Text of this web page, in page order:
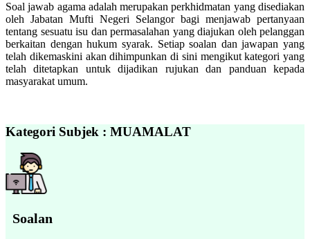
Soal jawab agama adalah merupakan perkhidmatan yang disediakan
oleh Jabatan Mufti Negeri Selangor bagi menjawab pertanyaan
tentang sesuatu isu dan permasalahan yang diajukan oleh pelanggan
berkaitan dengan hukum syarak. Setiap soalan dan jawapan yang
telah dikemaskini akan dihimpunkan di sini mengikut kategori yang
telah ditetapkan untuk dijadikan rujukan dan panduan kepada
masyarakat umum.
Kategori Subjek : MUAMALAT
Soalan